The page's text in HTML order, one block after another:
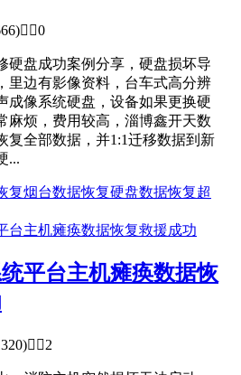
 0
硬盘成功案例分享，硬盘损坏导
里边有影像资料，台车式高分辨
成像系统硬盘，设备如果更换硬
麻烦，费用较高，淄博鑫开天数
复全部数据，并1:1迁移数据到新
...
复烟台数据恢复硬盘数据恢复超
平台主机瘫痪数据恢
 2